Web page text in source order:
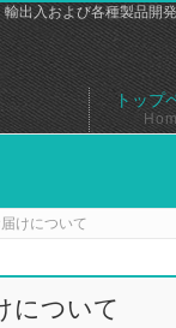
出入および各種製品開発
トップ
けについて
について